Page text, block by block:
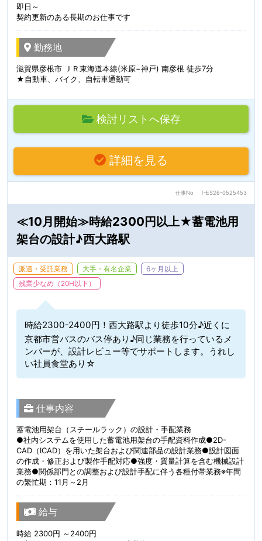
即日～
契約更新のある長期のお仕事です
勤務地
滋賀県彦根市 ＪＲ東海道本線(米原−神戸) 南彦根 徒歩7分
★自動車、バイク、自転車通勤可
検討リストへ保存
詳細を見る
仕事No T-ES26-0525453
≪10月開始≫時給2300円以上★蓄電池用
架台の設計♪西大路駅
派遣・受託業務 大手・有名企業
6ヶ月以上
残業少なめ（20H以下）
時給2300-2400円！西大路駅より徒歩10分♪近くに
京都市営バスのバス停あり♪同じ業務を行っているメ
ンバーが、設計レビュー等でサポートします。うれし
い社員食堂あり☆
仕事内容
蓄電池用架台（スチールラック）の設計・手配業務
●社内システムを使用した蓄電池用架台の手配資料作成●2D-
CAD（ICAD）を用いた架台および関連部品の設計業務●設計図面
の作成・修正および製作手配対応●強度・質量計算を含む機械設計
業務●関係部門との調整および設計手配に伴う各種付帯業務※年間
の繁忙期：11月～2月
給与
時給 2300円 ～2400円